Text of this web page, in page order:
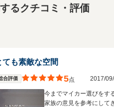
るクチコミ・評価
ても素敵な空間
合評価 5点 2017/
今までマイカー選びをす
家族の意見を参考にして